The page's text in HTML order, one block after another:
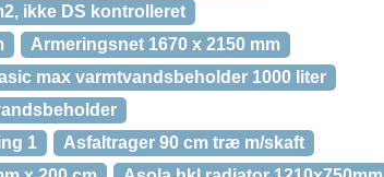
ikke DS kontrolleret
Armeringsnet 1670 x 2150 mm
max varmtvandsbeholder 1000 liter
1
Asfaltrager 90 cm træ m/skaft